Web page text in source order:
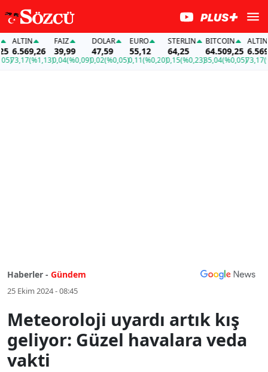
ALTIN
6.569,26
73,17(%1,13)
FAİZ
39,99
0,04(%0,09)
DOLAR
47,59
0,02(%0,05)
EURO
55,12
0,11(%0,20)
STERLIN
64,25
0,15(%0,23)
BITCOIN
64.509,25
35,04(%0,05)
ALTIN
73,17
Haberler - Gündem
25 Ekim 2024 - 08:45
Meteoroloji uyardı artık kış
geliyor: Güzel havalara veda
vakti